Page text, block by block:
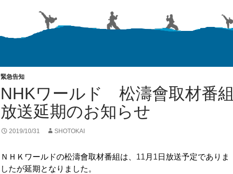
緊急告知
NHKワールド 松濤會取材番組
放送延期のお知らせ
2019/10/31 SHOTOKAI
ＮＨＫワールドの松濤會取材番組は、 11 月 1 日放送予定でありま
したが延期となりました。